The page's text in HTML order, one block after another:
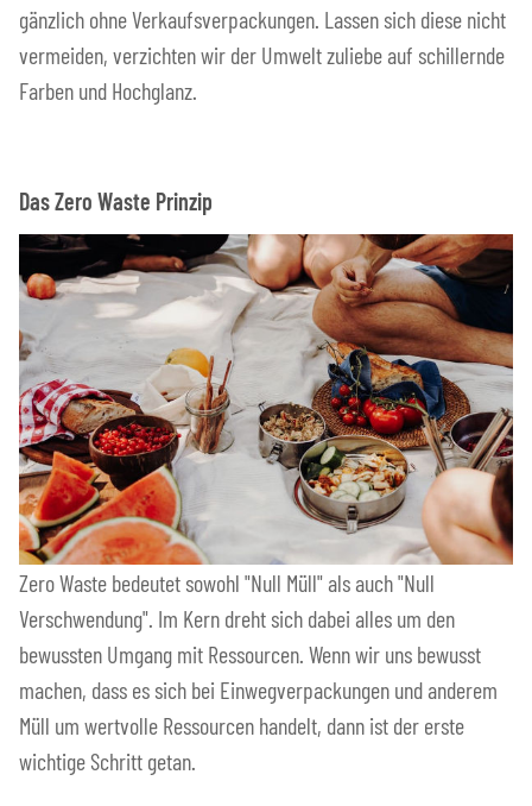
gänzlich ohne Verkaufsverpackungen. Lassen sich diese nicht
vermeiden, verzichten wir der Umwelt zuliebe auf schillernde
Farben und Hochglanz.
Das Zero Waste Prinzip
Zero Waste bedeutet sowohl "Null Müll" als auch "Null
Verschwendung". Im Kern dreht sich dabei alles um den
bewussten Umgang mit Ressourcen. Wenn wir uns bewusst
machen, dass es sich bei Einwegverpackungen und anderem
Müll um wertvolle Ressourcen handelt, dann ist der erste
wichtige Schritt getan.